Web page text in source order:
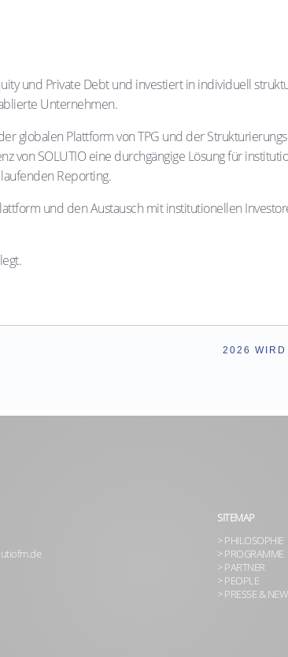
und Private Debt und investiert in individuell
Unternehmen.
globalen Plattform von TPG und der
von SOLUTIO eine durchgängige Lösung für
Reporting.
und den Austausch mit institutionellen
2026 WIRD
SITEMAP
> PHILOSOPHIE
> PROGRAMME
> PARTNER
> PEOPLE
> PRESSE &